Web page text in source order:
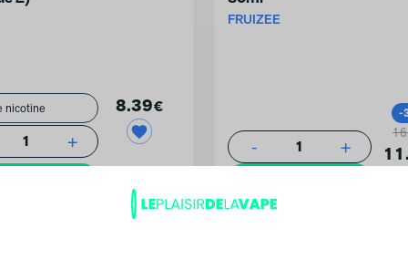
1 +
8.39€
FRUIZEE
- 1 +
-